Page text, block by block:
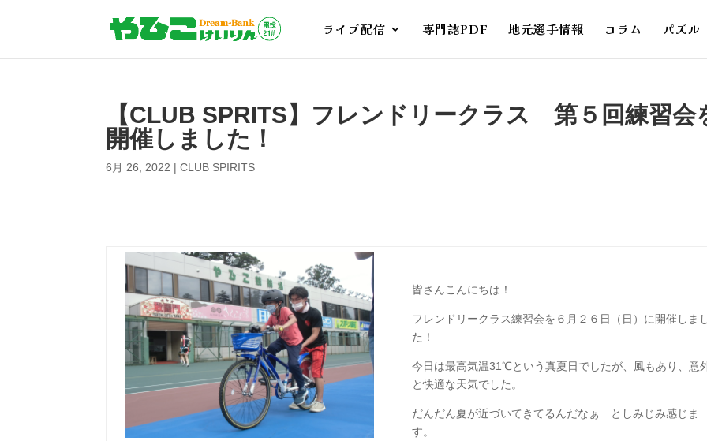
ライブ配信 専門誌PDF 地元選手情報 コラム パズル
【CLUB SPRITS】フレンドリークラス 第５回練習会
開催しました！
6月 26, 2022 |CLUB SPIRITS
皆さんこんにちは！
フレンドリークラス練習会を６月２６日（日）に開催しま
た！
今日は最高気温31℃という真夏日でしたが、風もあり、意
と快適な天気でした。
だんだん夏が近づいてきてるんだなぁ…としみじみ感じま
す。